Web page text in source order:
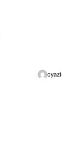
oyazi